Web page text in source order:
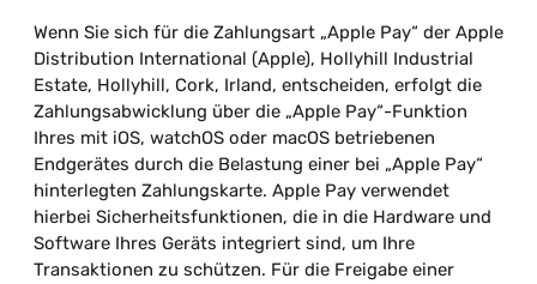
Wenn Sie sich für die Zahlungsart „Apple Pay“ der Apple
Distribution International (Apple), Hollyhill Industrial
Estate, Hollyhill, Cork, Irland, entscheiden, erfolgt die
Zahlungsabwicklung über die „Apple Pay“-Funktion
Ihres mit iOS, watchOS oder macOS betriebenen
Endgerätes durch die Belastung einer bei „Apple Pay“
hinterlegten Zahlungskarte. Apple Pay verwendet
hierbei Sicherheitsfunktionen, die in die Hardware und
Software Ihres Geräts integriert sind, um Ihre
Transaktionen zu schützen. Für die Freigabe einer